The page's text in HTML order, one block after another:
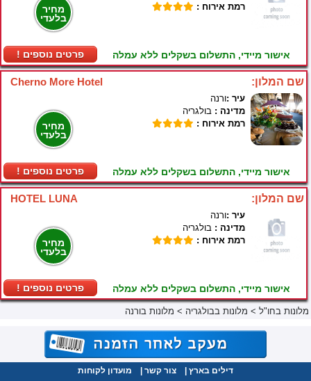
מחיר
בלעדי
! פרטים נוספים
רמת אירוח :
אישור מיידי, התשלום בשקלים ללא עמלה
Cherno More Hotel שם המלון:
מחיר
בלעדי
! פרטים נוספים
עיר :ורנה
מדינה : בולגריה
רמת אירוח :
אישור מיידי, התשלום בשקלים ללא עמלה
HOTEL LUNA שם המלון:
מחיר
בלעדי
! פרטים נוספים
עיר :ורנה
מדינה : בולגריה
רמת אירוח :
אישור מיידי, התשלום בשקלים ללא עמלה
מלונות בחו"ל > מלונות בבולגריה > מלונות בורנה
דילים בארץ צור קשר מועדון לקוחות